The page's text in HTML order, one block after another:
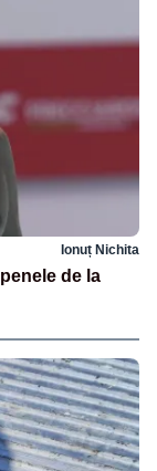
Ionuț Nichita
de la